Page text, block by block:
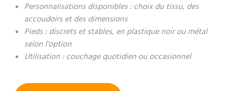
Personnalisations disponibles : choix du tissu, des
accoudoirs et des dimensions
Pieds : discrets et stables, en plastique noir ou métal
selon l’option
Utilisation : couchage quotidien ou occasionnel